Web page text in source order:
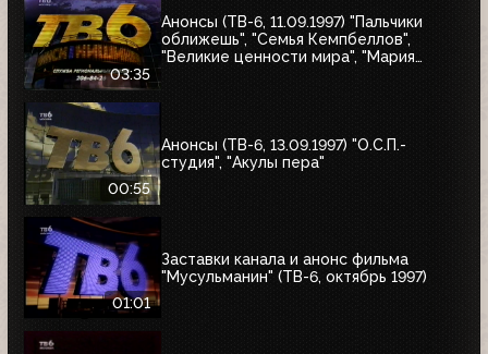
03:35
Анонсы (ТВ-6, 11.09.1997) "Пальчики
оближешь", "Семья Кемпбеллов",
"Великие ценности мира", "Мария
00:55
Анонсы (ТВ-6, 13.09.1997) "О.С.П.-
студия", "Акулы пера"
01:01
Заставки канала и анонс фильма
"Мусульманин" (ТВ-6, октябрь 1997)